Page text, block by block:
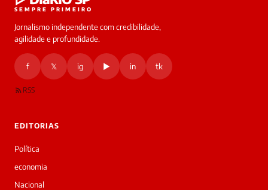
SEMPRE PRIMEIRO
Jornalismo independente com credibilidade,
agilidade e profundidade.
f 𝕏 ig ▶ in tk
RSS
EDITORIAS
Política
economia
Nacional